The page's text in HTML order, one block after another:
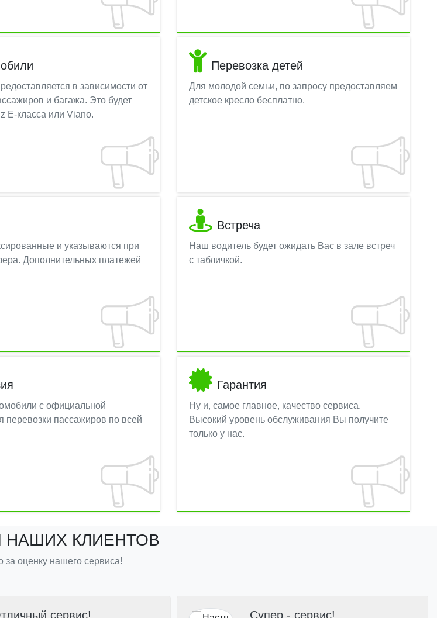
в зависимости от
и багажа. Это будет
E-класса или Viano.
Перевозка детей
Для молодой семьи, по запросу предоставляем
детское кресло бесплатно.
и указываются при
Дополнительных платежей
Встреча
Наш водитель будет ожидать Вас в зале встреч
с табличкой.
с официальной
перевозки пассажиров по всей
Гарантия
Ну и, самое главное, качество сервиса.
Высокий уровень обслуживания Вы получите
только у нас.
КЛИЕНТОВ
за оценку нашего сервиса!
сервис! Супер - сервис!